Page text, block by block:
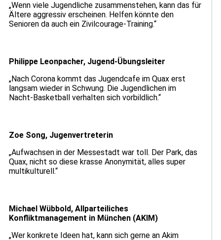
„Wenn viele Jugendliche zusammenstehen, kann das für
Ältere aggressiv erscheinen. Helfen könnte den
Senioren da auch ein Zivilcourage-Training.“
Philippe Leonpacher, Jugend-Übungsleiter
„Nach Corona kommt das Jugendcafe im Quax erst
langsam wieder in Schwung. Die Jugendlichen im
Nacht-Basketball verhalten sich vorbildlich.“
Zoe Song, Jugenvertreterin
„Aufwachsen in der Messestadt war toll. Der Park, das
Quax, nicht so diese krasse Anonymität, alles super
multikulturell.“
Michael Wübbold, Allparteiliches
Konfliktmanagement in München (AKIM)
„Wer konkrete Ideen hat, kann sich gerne an Akim